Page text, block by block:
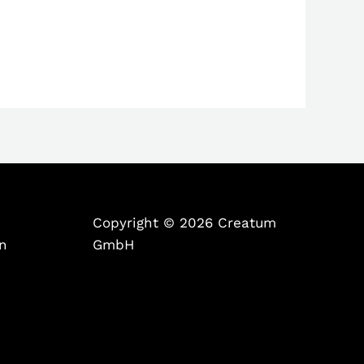
Copyright © 2026 Creatum
GmbH